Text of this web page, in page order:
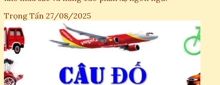
Trọng Tấn 27/08/2025